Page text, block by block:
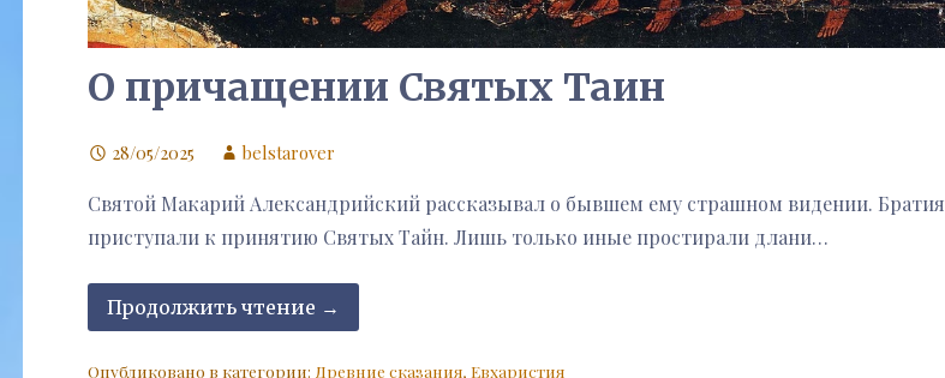
О причащении Святых Таин
28/05/2025 belstarover
Святой Макарий Александрийский рассказывал о бывшем ему страшном видении. Братия
приступали к принятию Святых Тайн. Лишь только иные простирали длани…
Продолжить чтение →
Опубликовано в категории: Древние сказания, Евхаристия